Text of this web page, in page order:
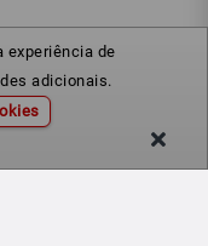
experiência de
adicionais.